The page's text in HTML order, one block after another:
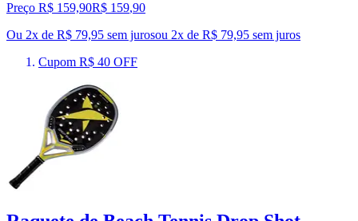
Preço R$ 159,90R$ 159,90
Ou 2x de R$ 79,95 sem jurosou 2x de R$ 79,95 sem juros
Cupom R$ 40 OFF